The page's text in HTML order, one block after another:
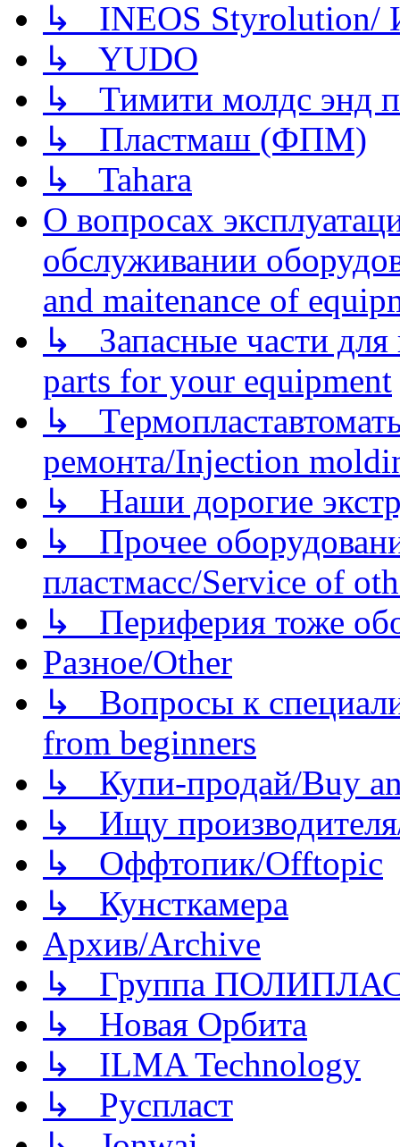
↳ INEOS
↳ YUDO
↳ Тимити молдс энд
↳ Пластмаш (ФПМ)
↳ Tahara
О вопросах
обслуживании
and maitenance of
↳ Запасные части для
parts for your equipment
↳
ремонта/Injection
↳ Наши дорогие
↳ Прочее
пластмасс/Service of
↳ Периферия тоже
Разное/Other
↳ Вопросы к
from beginners
↳ Купи-продай/Buy
↳ Ищу
↳ Оффтопик/Offtopic
↳ Кунсткамера
Архив/Archive
↳ Группа
↳ Новая Орбита
↳ ILMA Technology
↳ Руспласт